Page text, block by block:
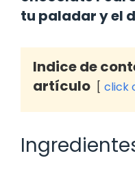
tu paladar y el
Indice de
artículo
click